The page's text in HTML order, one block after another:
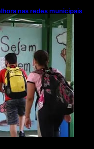
nas redes municipais